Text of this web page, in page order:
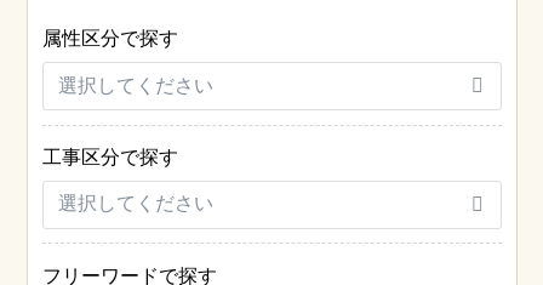
属性区分で探す
工事区分で探す
フリーワードで探す